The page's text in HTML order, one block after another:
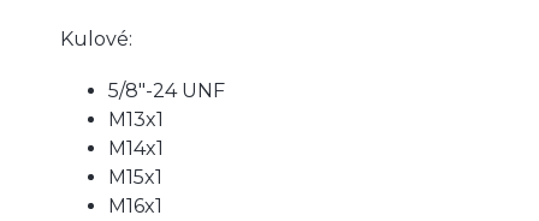
Kulové:
5/8"-24 UNF
M13x1
M14x1
M15x1
M16x1